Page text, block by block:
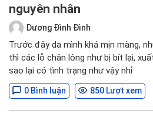
nguyên nhân
Dương Đình Đình
Trước đây da mình khá mịn màng,
thì các lỗ chân lông như bị bít lại,
sao lại có tình trạng như vậy nhỉ
0 Bình luận 850 Lượt xem